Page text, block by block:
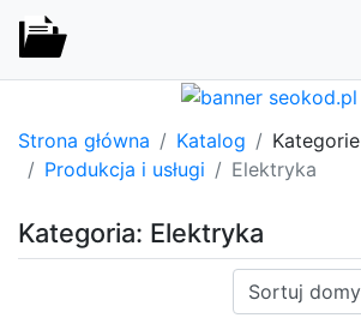
Strona główna Katalog
Kategorie
Produkcja i usługi
Elektryka
Kategoria: Elektryka
Sortuj: